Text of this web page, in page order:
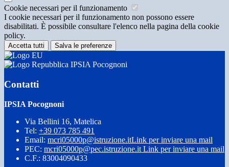
Cookie necessari per il funzionamento
I cookie necessari per il funzionamento non possono essere
disabilitati. È possibile consultare l'elenco nella pagina della cookie
policy.
Accetta tutti Salva le preferenze
IPSIA Pocognoni
Contatti
IPSIA Pocognoni
Via Bellini 16, Matelica
Tel: +39 073 785 491
Email: mcri05000p@istruzione.itLink per inviare una mail
PEC: mcri05000p@pec.istruzione.it Link per inviare una mail
C.F.: 83004090433